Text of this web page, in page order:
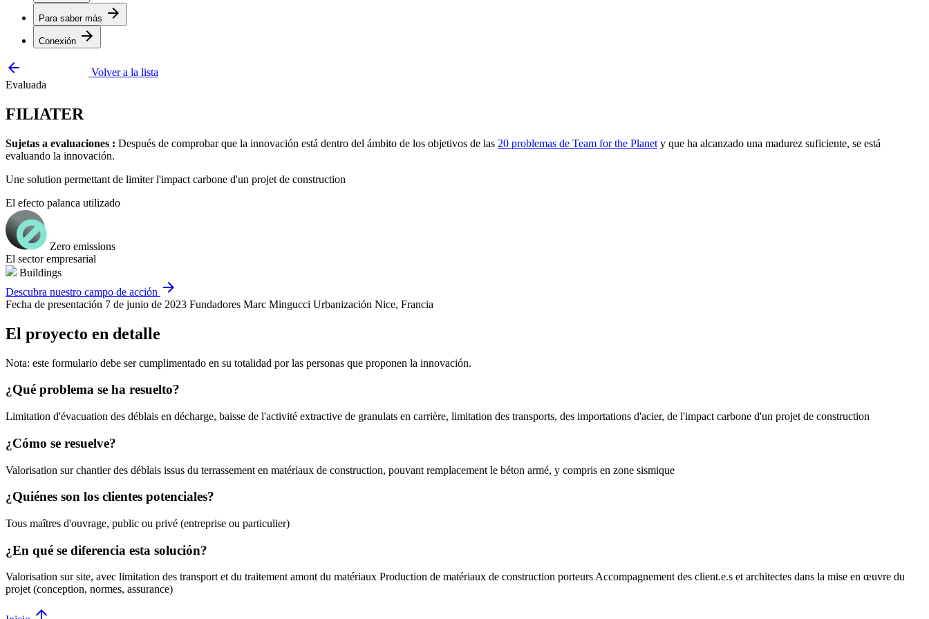
Para saber más arrow_forward
Conexión arrow_forward
arrow_backward
Volver a la lista
Evaluada
FILIATER
Sujetas a evaluaciones : Después de comprobar que la innovación está dentro del ámbito de los objetivos de las 20 problemas de Team for the Planet y que ha alcanzado una madurez suficiente, se está
evaluando la innovación.
Une solution permettant de limiter l'impact carbone d'un projet de construction
El efecto palanca utilizado
Zero emissions
El sector empresarial
Buildings
Descubra nuestro campo de acción arrow_forward
Fecha de presentación 7 de junio de 2023 Fundadores Marc Mingucci Urbanización Nice, Francia
El proyecto en detalle
Nota: este formulario debe ser cumplimentado en su totalidad por las personas que proponen la innovación.
¿Qué problema se ha resuelto?
Limitation d'évacuation des déblais en décharge, baisse de l'activité extractive de granulats en carrière, limitation des transports, des importations d'acier, de l'impact carbone d'un projet de construction
¿Cómo se resuelve?
Valorisation sur chantier des déblais issus du terrassement en matériaux de construction, pouvant remplacement le béton armé, y compris en zone sismique
¿Quiénes son los clientes potenciales?
Tous maîtres d'ouvrage, public ou privé (entreprise ou particulier)
¿En qué se diferencia esta solución?
Valorisation sur site, avec limitation des transport et du traitement amont du matériaux Production de matériaux de construction porteurs Accompagnement des client.e.s et architectes dans la mise en œuvre du
projet (conception, normes, assurance)
arrow_upward